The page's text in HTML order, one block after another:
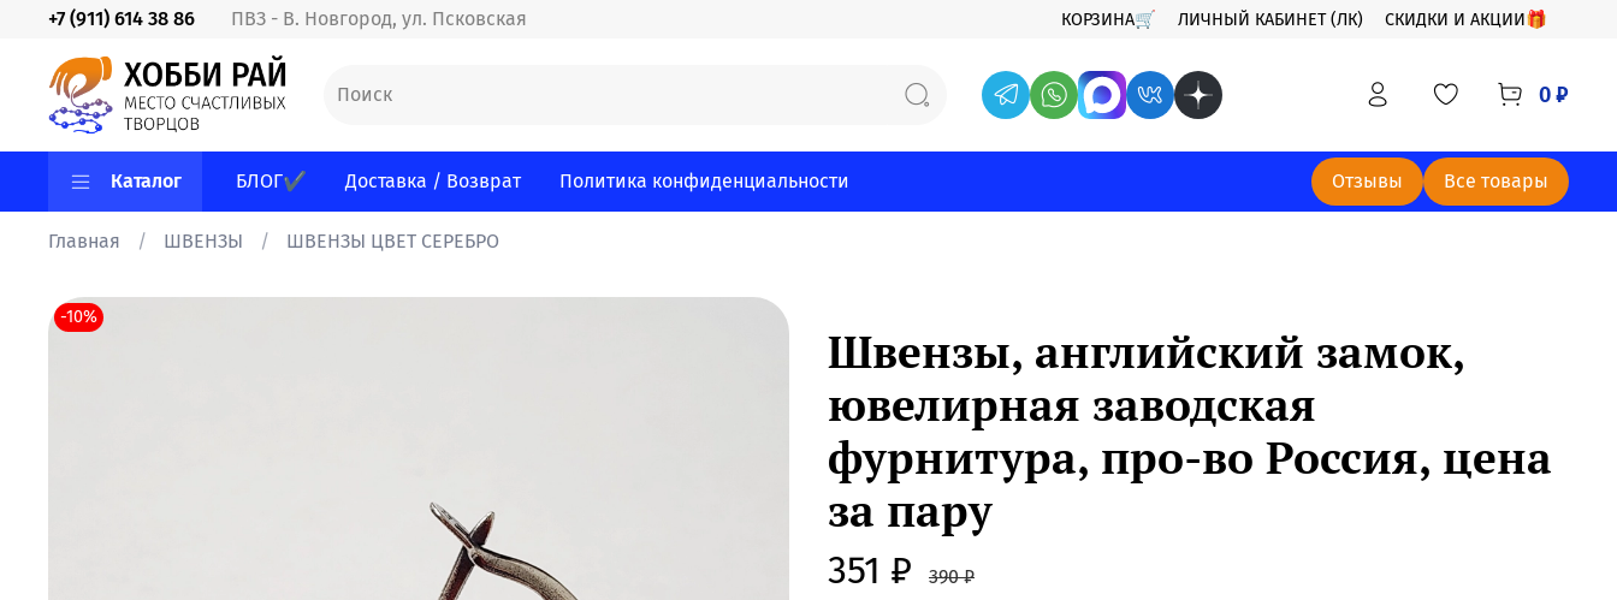
КОРЗИНА🛒 ЛИЧНЫЙ КАБИНЕТ (ЛК) СКИДКИ И АКЦИИ🎁
ПВЗ - В. Новгород, ул. Псковская
+7 (911) 614 38 86
0 ₽
Каталог БЛОГ✔ Доставка / Возврат Политика конфиденциальности Отзывы Все товары
Главная ШВЕНЗЫ ШВЕНЗЫ ЦВЕТ СЕРЕБРО
-10%
Швензы, английский замок,
ювелирная заводская
фурнитура, про-во Россия, цена
за пару
351 ₽ 390 ₽